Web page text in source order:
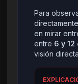
Para
en mirar
entre 6 y
visión